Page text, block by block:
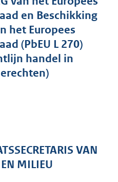
en Beschikking
het Europees
(PbEU L 270)
handel in
VAN
MILIEU